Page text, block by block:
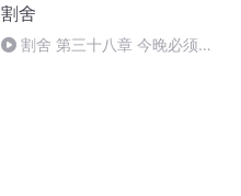
割舍
割舍 第三十八章 今晚必须拥